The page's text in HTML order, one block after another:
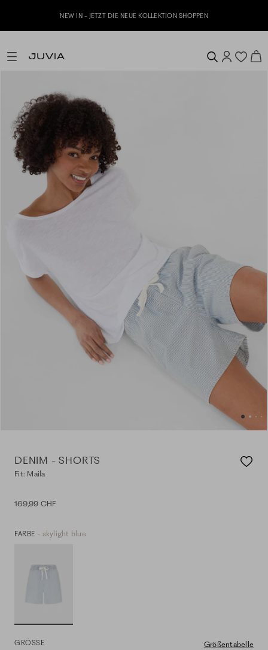
NEW IN - JETZT DIE NEUE KOLLEKTION SHOPPEN
DENIM - SHORTS
Fit: Maila
169,99 CHF
FARBE - skylight blue
GRÖSSE Größentabelle